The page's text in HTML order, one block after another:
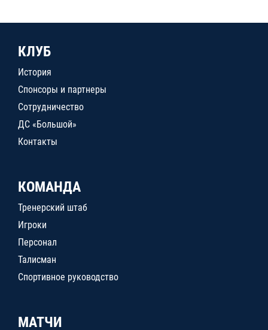
КЛУБ
История
Спонсоры и партнеры
Сотрудничество
ДС «Большой»
Контакты
КОМАНДА
Тренерский штаб
Игроки
Персонал
Талисман
Спортивное руководство
МАТЧИ